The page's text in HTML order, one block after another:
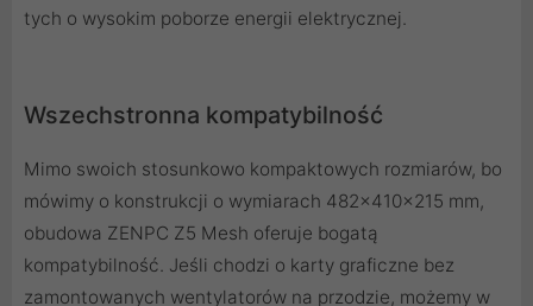
tych o wysokim poborze energii elektrycznej.
Wszechstronna kompatybilność
Mimo swoich stosunkowo kompaktowych rozmiarów, bo
mówimy o konstrukcji o wymiarach 482x410x215 mm,
obudowa ZENPC Z5 Mesh oferuje bogatą
kompatybilność. Jeśli chodzi o karty graficzne bez
zamontowanych wentylatorów na przodzie, możemy w